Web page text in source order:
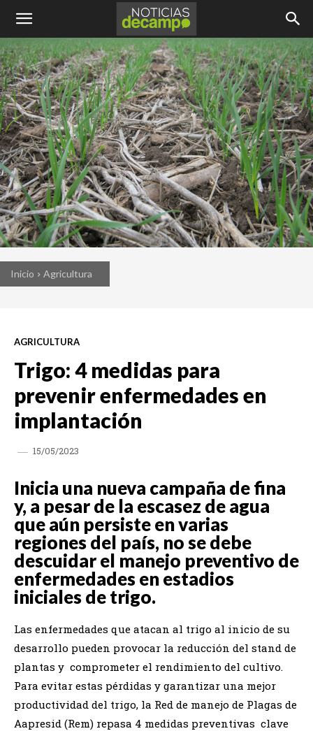
Inicio Agricultura
AGRICULTURA
Trigo: 4 medidas para
prevenir enfermedades en
implantación
15/05/2023
Inicia una nueva campaña de fina
y, a pesar de la escasez de agua
que aún persiste en varias
regiones del país, no se debe
descuidar el manejo preventivo de
enfermedades en estadios
iniciales de trigo.
Las enfermedades que atacan al trigo al inicio de su
desarrollo pueden provocar la reducción del stand de
plantas y comprometer el rendimiento del cultivo.
Para evitar estas pérdidas y garantizar una mejor
productividad del trigo, la Red de manejo de Plagas de
Aapresid (Rem) repasa 4 medidas preventivas clave